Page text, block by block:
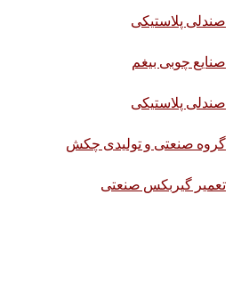
صندلی پلاستیکی
صنایع چوبی بیغم
صندلی پلاستیکی
گروه صنعتی و تولیدی چکش
تعمیر گیربکس صنعتی